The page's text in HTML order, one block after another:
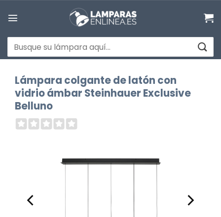
Buscar
por:
Lámpara colgante de latón con
vidrio ámbar Steinhauer Exclusive
Belluno